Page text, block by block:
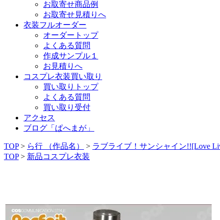
お取寄せ商品例
お取寄せ見積りへ
衣装フルオーダー
オーダートップ
よくある質問
作成サンプル１
お見積りへ
コスプレ衣装買い取り
買い取りトップ
よくある質問
買い取り受付
アクセス
ブログ「ぱへまが」
TOP> ら行 （作品名） > ラブライブ！サンシャイン!![Love
TOP > 新品コスプレ衣装